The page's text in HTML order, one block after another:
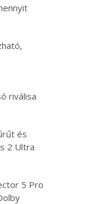
riválisa
és
2 Ultra
5 Pro